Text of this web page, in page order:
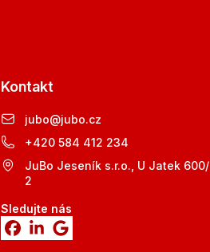
Kontakt
jubo@jubo.cz
+420 584 412 234
JuBo Jeseník s.r.o., U Jatek 600/
2
Sledujte nás